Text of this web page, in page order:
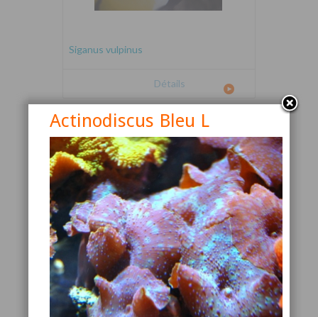
Siganus vulpinus
Détails
Canthigaster valentini
Détails
Actinodiscus Bleu L